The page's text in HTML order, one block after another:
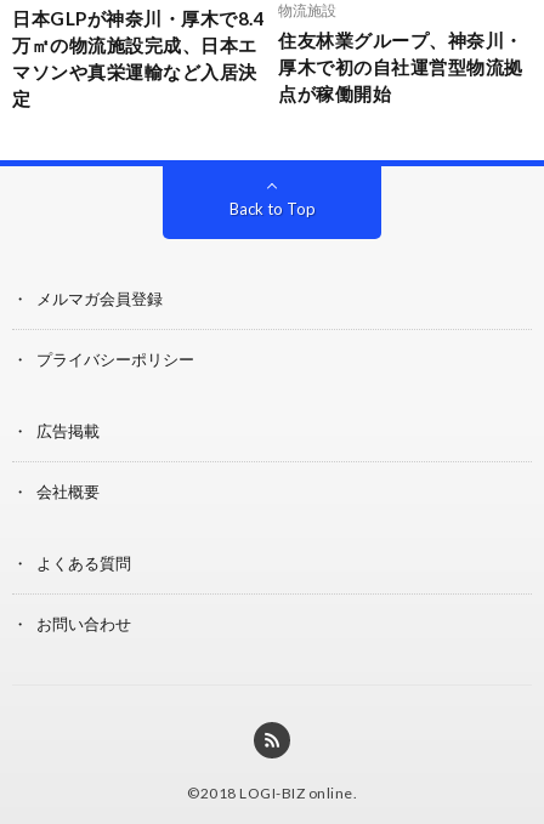
日本GLPが神奈川・厚木で8.4
万㎡の物流施設完成、日本エ
マソンや真栄運輸など入居決
定
物流施設
住友林業グループ、神奈川・
厚木で初の自社運営型物流拠
点が稼働開始
Back to Top
メルマガ会員登録
プライバシーポリシー
広告掲載
会社概要
よくある質問
お問い合わせ
©2018 LOGI-BIZ online